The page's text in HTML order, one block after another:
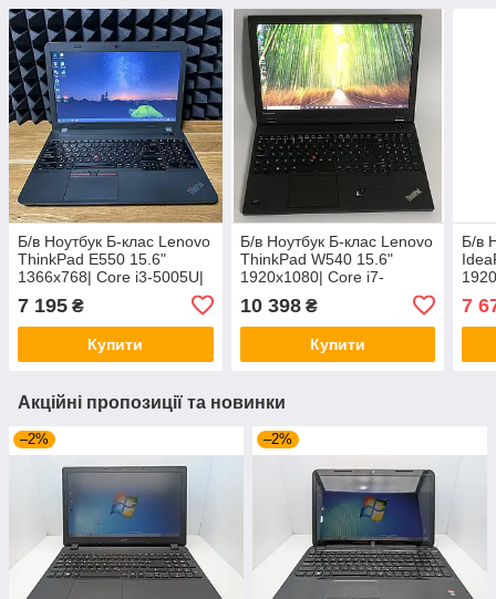
Б/в Ноутбук Б-клас Lenovo
ThinkPad E550 15.6"
1366x768| Core i3-5005U|
8 GB RAM| 128 GB SSD|
HD 4400
7 195 ₴
Купити
Б/в Ноутбук Б-клас Lenovo
ThinkPad W540 15.6"
1920x1080| Core i7-
4800MQ| 8 GB RAM| 256
GB SSD| Quadro K2100M
2GB
10 398₴
Купити
Б/в
HD
7
Акційні пропозиції та новинки
–2% –2%